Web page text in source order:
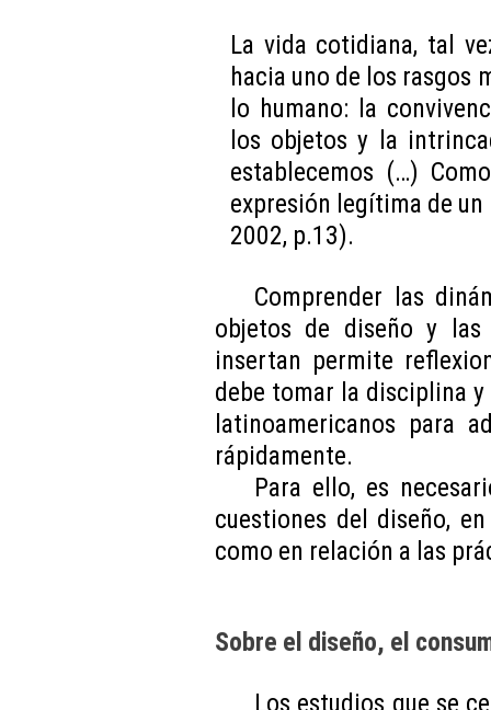
La vida cotidiana, tal
hacia uno de los rasgos
lo humano: la
los objetos y la
establecemos (…)
expresión legítima de
2002, p.13).
Comprender las
objetos de diseño y
insertan permite
debe tomar la disciplina
latinoamericanos para
rápidamente.
Para ello, es
cuestiones del diseño,
como en relación a las
Sobre el diseño, el
Los estudios que se